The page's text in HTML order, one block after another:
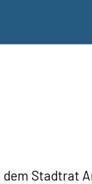
Stadtrat